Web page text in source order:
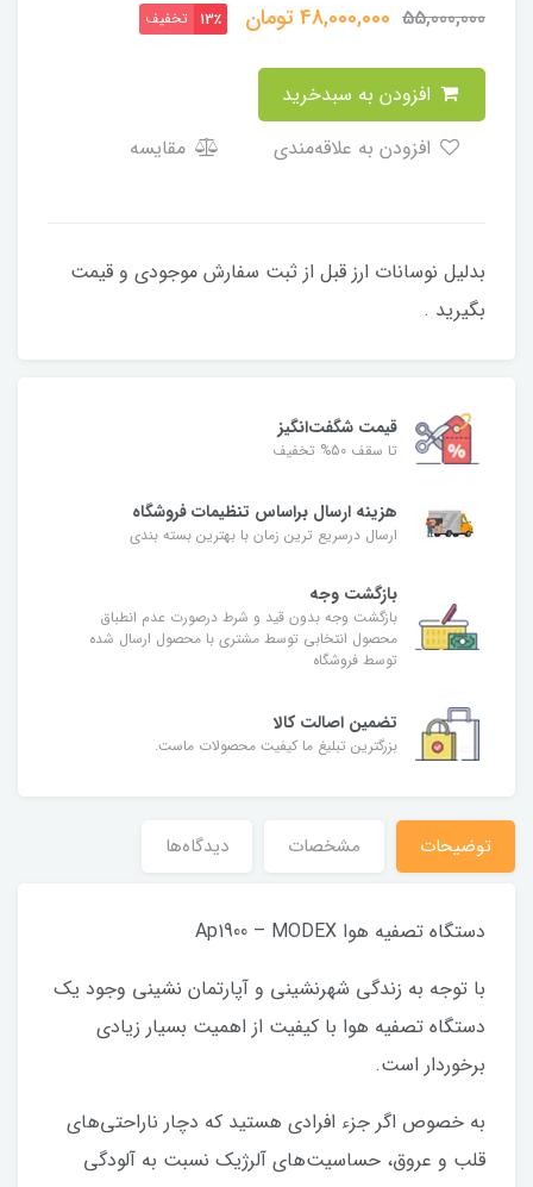
55,000,000
48,000,000تومان 13٪ تخفیف
مقایسه
​​​​بدلیل نوسانات ارز قبل از ثبت سفارش موجودی و قیمت
بگیرید .
قیمت شگفت‌انگیز
تا سقف 50% تخفیف
هزینه ارسال براساس تنظیمات فروشگاه
ارسال درسریع ترین زمان با بهترین بسته بندی
بازگشت وجه
بازگشت وجه بدون قید و شرط درصورت عدم انطباق
محصول انتخابی توسط مشتری با محصول ارسال شده
توسط فروشگاه
تضمین اصالت کالا
بزرگترین تبلیغ ما کیفیت محصولات ماست.
توضیحات مشخصات دیدگاه‌ها
دستگاه تصفیه هوا Ap1900 – MODEX
با توجه به زندگی شهرنشینی و آپارتمان نشینی وجود یک
دستگاه تصفیه هوا با کیفیت از اهمیت بسیار زیادی
برخوردار است.
به خصوص اگر جزء افرادی هستید که دچار ناراحتی‌های
قلب و عروق، حساسیت‌های آلرژیک نسبت به آلودگی